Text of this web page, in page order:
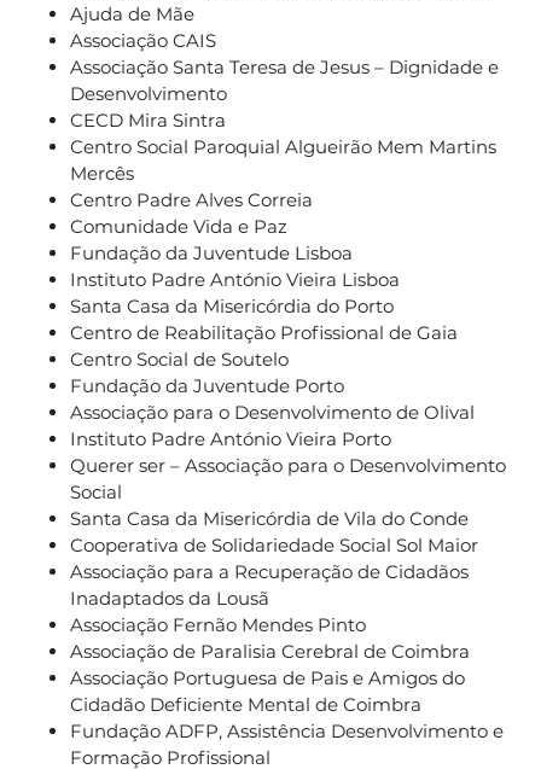
Ajuda de Mãe
Associação CAIS
Associação Santa Teresa de Jesus – Dignidade e
Desenvolvimento
CECD Mira Sintra
Centro Social Paroquial Algueirão Mem Martins
Mercês
Centro Padre Alves Correia
Comunidade Vida e Paz
Fundação da Juventude Lisboa
Instituto Padre António Vieira Lisboa
Santa Casa da Misericórdia do Porto
Centro de Reabilitação Profissional de Gaia
Centro Social de Soutelo
Fundação da Juventude Porto
Associação para o Desenvolvimento de Olival
Instituto Padre António Vieira Porto
Querer ser – Associação para o Desenvolvimento
Social
Santa Casa da Misericórdia de Vila do Conde
Cooperativa de Solidariedade Social Sol Maior
Associação para a Recuperação de Cidadãos
Inadaptados da Lousã
Associação Fernão Mendes Pinto
Associação de Paralisia Cerebral de Coimbra
Associação Portuguesa de Pais e Amigos do
Cidadão Deficiente Mental de Coimbra
Fundação ADFP, Assistência Desenvolvimento e
Formação Profissional